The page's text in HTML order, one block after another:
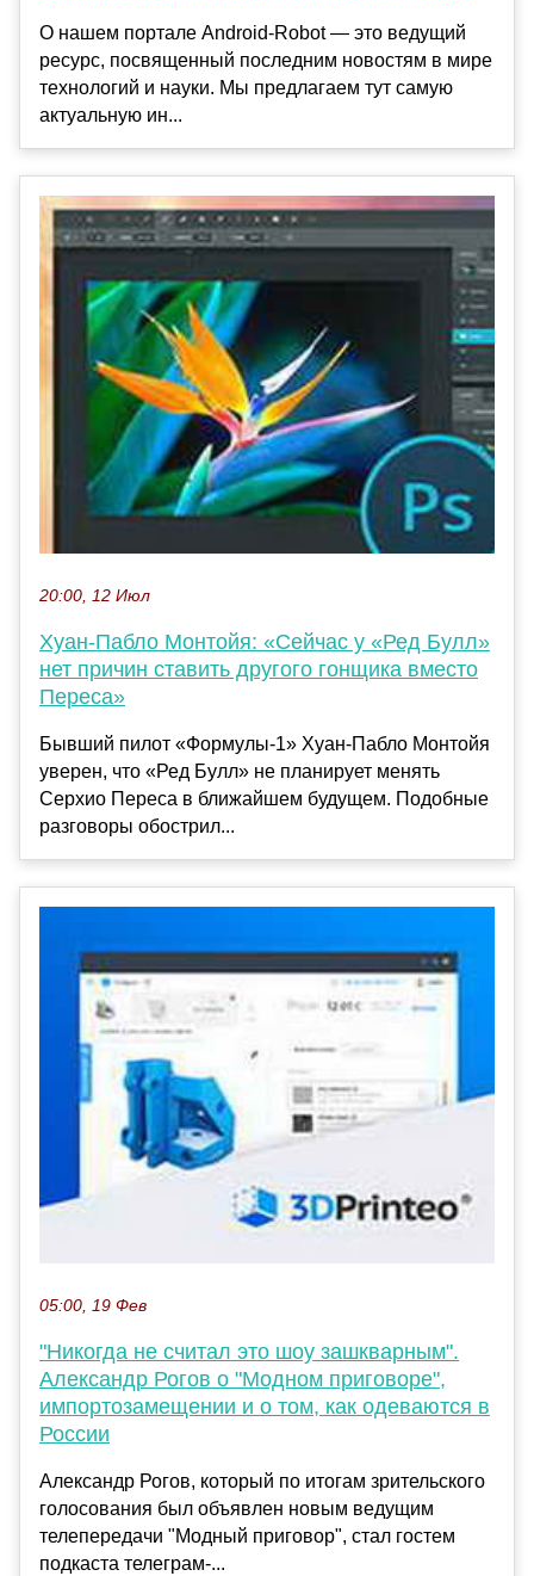
О нашем портале Android-Robot — это ведущий
ресурс, посвященный последним новостям в мире
технологий и науки. Мы предлагаем тут самую
актуальную ин...
20:00, 12 Июл
Хуан-Пабло Монтойя: «Сейчас у «Ред Булл»
нет причин ставить другого гонщика вместо
Переса»
Бывший пилот «Формулы-1» Хуан-Пабло Монтойя
уверен, что «Ред Булл» не планирует менять
Серхио Переса в ближайшем будущем. Подобные
разговоры обострил...
05:00, 19 Фев
"Никогда не считал это шоу зашкварным".
Александр Рогов о "Модном приговоре",
импортозамещении и о том, как одеваются в
России
Александр Рогов, который по итогам зрительского
голосования был объявлен новым ведущим
телепередачи "Модный приговор", стал гостем
подкаста телеграм-...